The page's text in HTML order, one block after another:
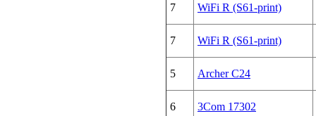
7 WiFi R (S61-print)
7 WiFi R (S61-print)
5 Archer C24
6 3Com 17302